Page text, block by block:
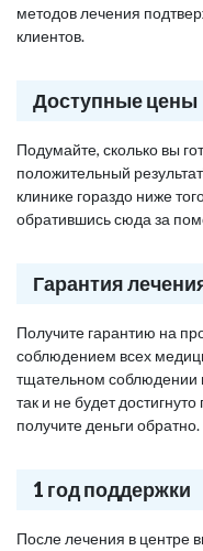
методов лечения
клиентов.
Доступные цены
Подумайте, сколько вы
положительный
клинике гораздо ниже
обратившись сюда за
Гарантия
Получите гарантию на
соблюдением всех
тщательном соблюдении
так и не будет
получите деньги обратно.
1 год поддержки
После лечения в центре